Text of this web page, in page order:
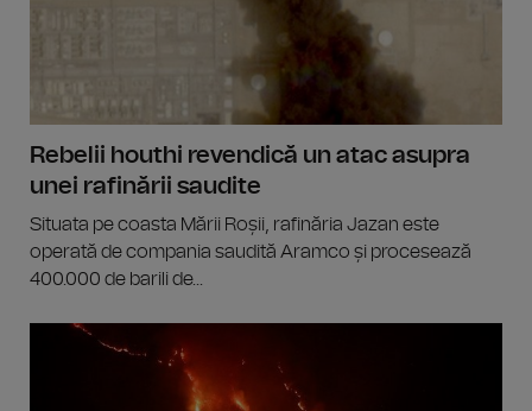
Rebelii houthi revendică un atac asupra
unei rafinării saudite
Situata pe coasta Mării Roșii, rafinăria Jazan este
operată de compania saudită Aramco și procesează
400.000 de barili de...